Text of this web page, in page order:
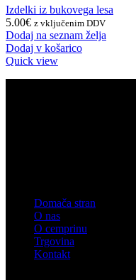
Izdelki iz bukovega lesa
5.00€ z vključenim DDV
Dodaj na seznam želja
Dodaj v košarico
Quick view
Domača stran
O nas
O cemprinu
Trgovina
Kontakt